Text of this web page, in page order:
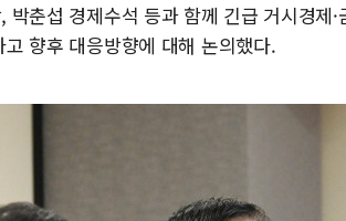
박춘섭 경제수석 등과 함께 긴급 거시경제
향후 대응방향에 대해 논의했다.